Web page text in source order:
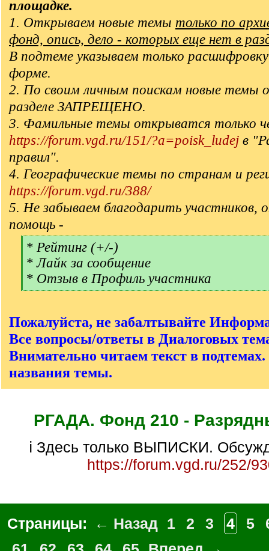
площадке.
1. Открываем новые темы только по
фонд, опись, дело - которых еще нет в
В подтеме указываем только
форме.
2. По своим личным поискам новые темы
разделе ЗАПРЕЩЕНО.
3. Фамильные темы открыватся только
https://forum.vgd.ru/151/?a=poisk_ludej в
правил".
4. Географические темы по странам и
https://forum.vgd.ru/388/
5. Не забываем благодарить участников,
помощь -
[
]
* Рейтинг (+/-)
* Лайк за сообщение
* Отзыв в Профиль участника
[
]
Пожалуйста, не забалтывайте
Все вопросы/ответы в Диалоговых
Внимательно читаем текст в
названия темы.
РГАДА. Фонд 210 -
ℹ Здесь только ВЫПИСКИ.
https://forum.vgd.ru/252/
Страницы: ← Назад 1 2 3 4 5